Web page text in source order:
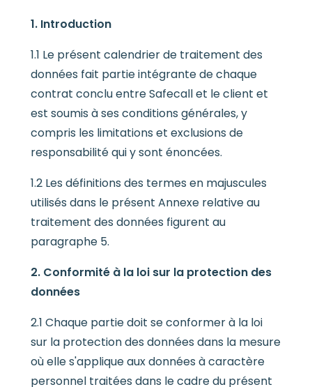
1. Introduction
1.1 Le présent calendrier de traitement des
données fait partie intégrante de chaque
contrat conclu entre Safecall et le client et
est soumis à ses conditions générales, y
compris les limitations et exclusions de
responsabilité qui y sont énoncées.
1.2 Les définitions des termes en majuscules
utilisés dans le présent Annexe relative au
traitement des données figurent au
paragraphe 5.
2. Conformité à la loi sur la protection des
données
2.1 Chaque partie doit se conformer à la loi
sur la protection des données dans la mesure
où elle s'applique aux données à caractère
personnel traitées dans le cadre du présent